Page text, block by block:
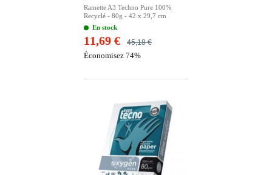
Ramette A3 Techno Pure 100%
Recyclé - 80g - 42 x 29,7 cm
En stock
45,18 €
11,69 €
Économisez 74%